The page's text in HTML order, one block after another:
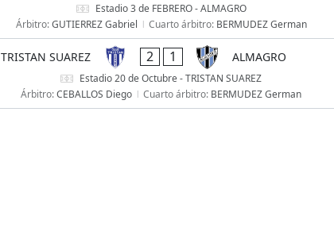
Estadio 3 de FEBRERO - ALMAGRO
Árbitro:GUTIERREZ Gabriel Cuarto árbitro: BERMUDEZ German
TRISTAN SUAREZ 2 1 ALMAGRO
Estadio 20 de Octubre - TRISTAN SUAREZ
Árbitro:CEBALLOS Diego Cuarto árbitro: BERMUDEZ German